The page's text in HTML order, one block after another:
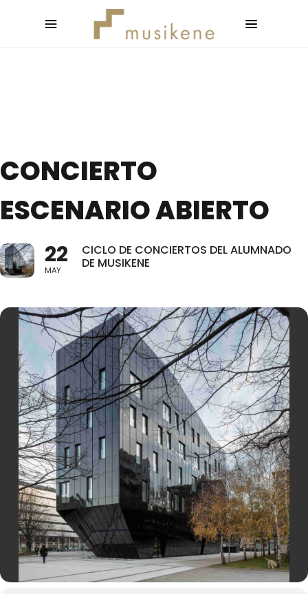
CONCIERTO
ESCENARIO ABIERTO
22
MAY
CICLO DE CONCIERTOS DEL ALUMNADO
DE MUSIKENE